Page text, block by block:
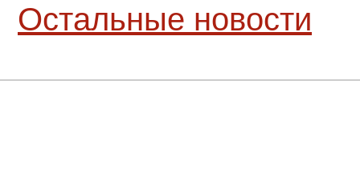
Остальные новости